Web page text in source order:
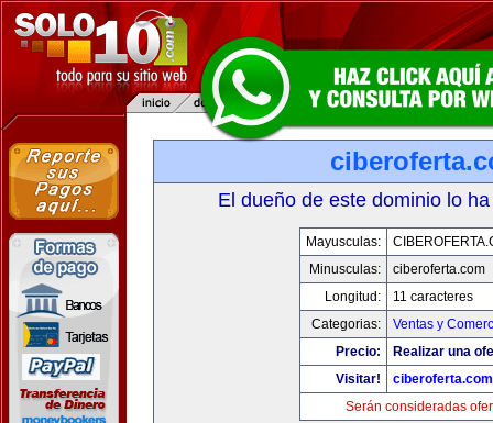
El dueño de este dominio lo
Mayusculas:
Minusculas:
ciberoferta.com
Longitud:
11 caracteres
Categorias:
Ventas y
Precio:
Realizar una
Visitar!
ciberoferta.com
Serán consideradas